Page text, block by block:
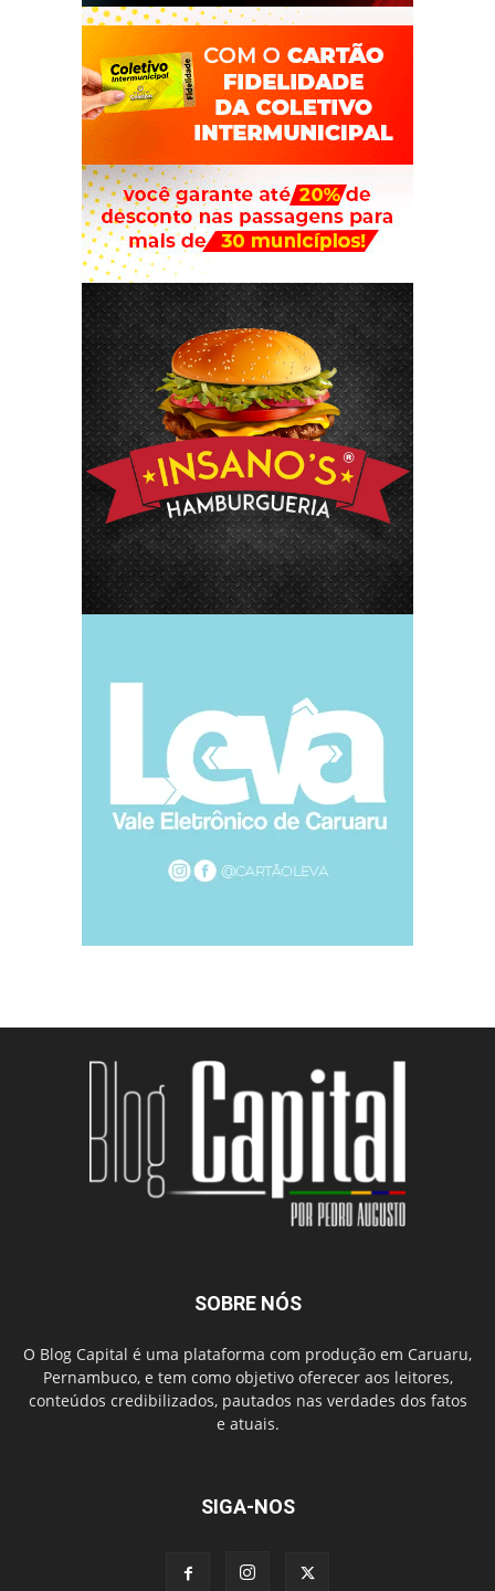
SOBRE NÓS
O Blog Capital é uma plataforma com produção em Caruaru,
Pernambuco, e tem como objetivo oferecer aos leitores,
conteúdos credibilizados, pautados nas verdades dos fatos
e atuais.
SIGA-NOS